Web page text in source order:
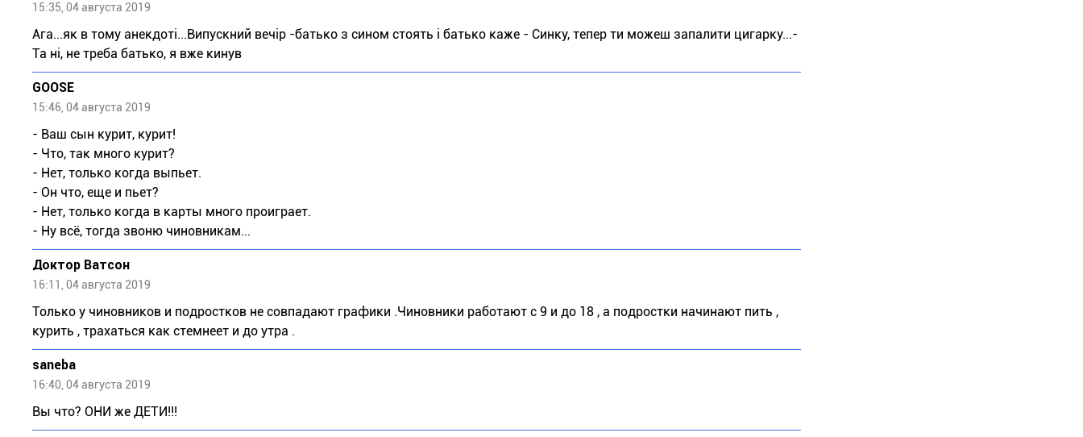
15:35, 04 августа 2019
Ага...як в тому анекдоті...Випускний вечір -батько з сином стоять і батько каже - Синку, тепер ти можеш запалити цигарку...-
Та ні, не треба батько, я вже кинув
GOOSE
15:46, 04 августа 2019
- Ваш сын курит, курит!
- Что, так много курит?
- Нет, только когда выпьет.
- Он что, еще и пьет?
- Нет, только когда в карты много проиграет.
- Ну всё, тогда звоню чиновникам...
Доктор Ватсон
16:11, 04 августа 2019
Только у чиновников и подростков не совпадают графики .Чиновники работают с 9 и до 18 , а подростки начинают пить ,
курить , трахаться как стемнеет и до утра .
saneba
16:40, 04 августа 2019
Вы что? ОНИ же ДЕТИ!!!